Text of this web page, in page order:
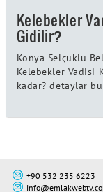
Kelebekler
Gidilir?
Konya Selçuklu
Kelebekler Vadisi
kadar? detaylar bu
+90 532 235 6223